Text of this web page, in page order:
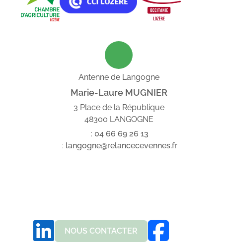
Antenne de Langogne
Marie-Laure MUGNIER
3 Place de la République
48300 LANGOGNE
: 04 66 69 26 13
: langogne@relancecevennes.fr
NOUS CONTACTER